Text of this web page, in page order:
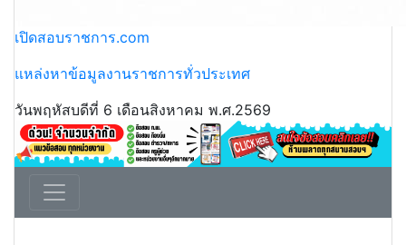
เปิดสอบราชการ.com
แหล่งหาข้อมูลงานราชการทั่วประเทศ
วันพฤหัสบดีที่ 6 เดือนสิงหาคม พ.ศ.2569